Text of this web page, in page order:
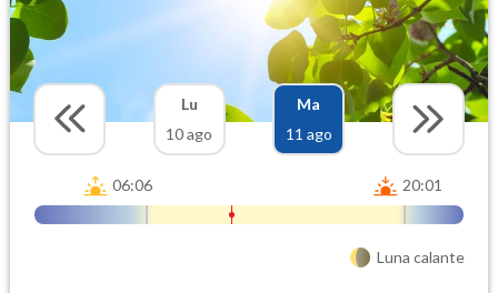
Lu
10 ago
Ma
11 ago
06:06 20:01
Luna calante